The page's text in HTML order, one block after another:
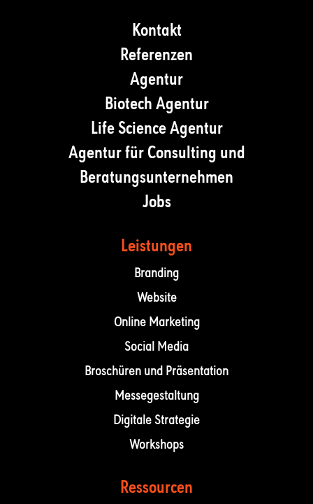
Kontakt
Referenzen
Agentur
Biotech Agentur
Life Science Agentur
Agentur für Consulting und
Beratungsunternehmen
Jobs
Leistungen
Branding
Website
Online Marketing
Social Media
Broschüren und Präsentation
Messegestaltung
Digitale Strategie
Workshops
Ressourcen